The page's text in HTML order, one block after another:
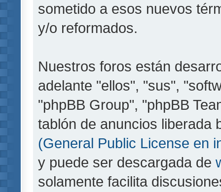
sometido a esos nuevos
y/o reformados.
Nuestros foros están
adelante "ellos", "sus",
"phpBB Group", "phpBB
tablón de anuncios liberada
(General Public License en
y puede ser descargada de
solamente facilita